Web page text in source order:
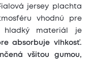
jersey plachta
vhodnú pre
hladký materiál je
absorbuje vlhkosť.
všitou gumou,